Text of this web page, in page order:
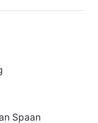
Spaan